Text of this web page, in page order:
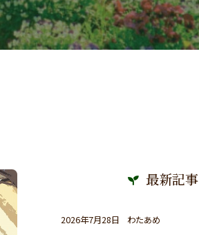
最新記事
2026年7月28日 わたあめ